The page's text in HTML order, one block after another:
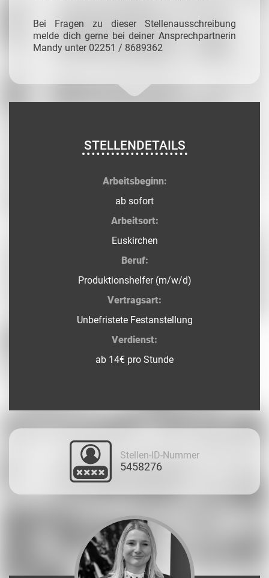
Bei Fragen zu dieser Stellenausschreibung
melde dich gerne bei deiner Ansprechpartnerin
Mandy unter 02251 / 8689362
STELLENDETAILS
Arbeitsbeginn:
ab sofort
Arbeitsort:
Euskirchen
Beruf:
Produktionshelfer (m/w/d)
Vertragsart:
Unbefristete Festanstellung
Verdienst:
ab 14€ pro Stunde
Stellen-ID-Nummer
5458276